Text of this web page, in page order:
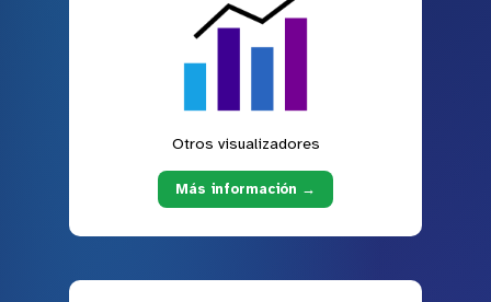
Otros visualizadores
Más información →